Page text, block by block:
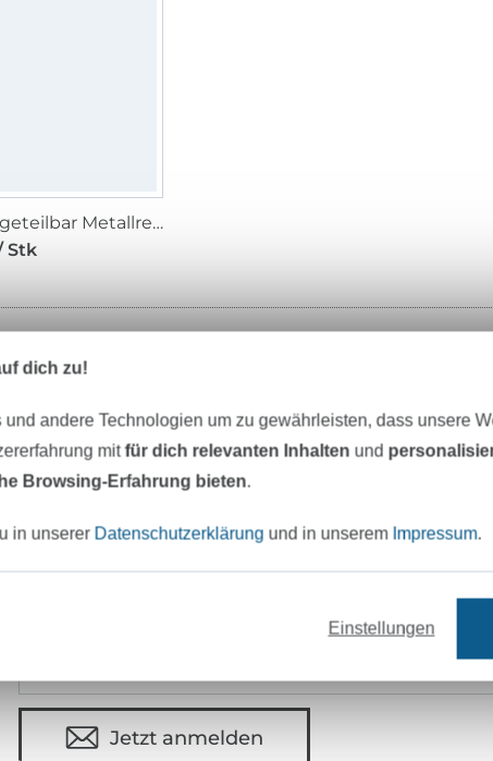
Zweiwegeteilbar Metallreißverschluss, dunkelbraun
Stk
Stoff versandfertig Über 80000 zufriedene Kunden
MÖCHTEST DU IMMER AUF DEM
Sei immer auf dem neuesten Stand & erhalte einen
Jetzt anmelden
dich zu!
und andere Technologien um zu gewährleisten, dass unsere
mitfür dich relevanten Inhalten und
Browsing-Erfahrung bieten.
in unserer Datenschutzerklärung und in unserem Impressum.
Einstellungen